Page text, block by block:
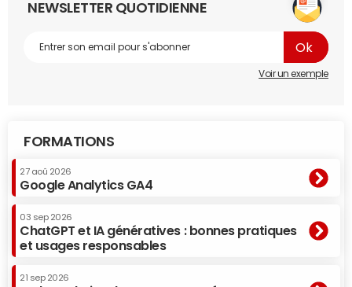
NEWSLETTER QUOTIDIENNE
Voir un exemple
FORMATIONS
27 aoû 2026
Google Analytics GA4
03 sep 2026
ChatGPT et IA génératives : bonnes pratiques
et usages responsables
21 sep 2026